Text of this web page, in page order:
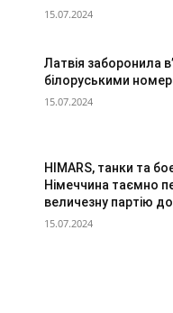
15.07.2024
Латвія заборонила
білоруськими
15.07.2024
HIMARS, танки та
Німеччина таємно
величезну партію
15.07.2024